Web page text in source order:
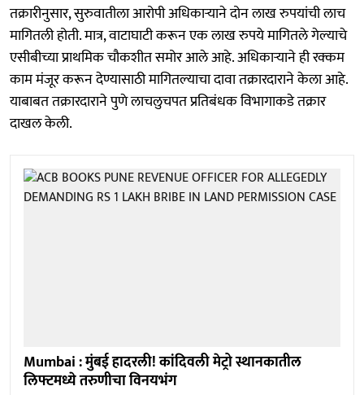
तक्रारीनुसार, सुरुवातीला आरोपी अधिकाऱ्याने दोन लाख रुपयांची लाच
मागितली होती. मात्र, वाटाघाटी करून एक लाख रुपये मागितले गेल्याचे
एसीबीच्या प्राथमिक चौकशीत समोर आले आहे. अधिकाऱ्याने ही रक्कम
काम मंजूर करून देण्यासाठी मागितल्याचा दावा तक्रारदाराने केला आहे.
याबाबत तक्रारदाराने पुणे लाचलुचपत प्रतिबंधक विभागाकडे तक्रार
दाखल केली.
Mumbai : मुंबई हादरली! कांदिवली मेट्रो स्थानकातील
लिफ्टमध्ये तरुणीचा विनयभंग